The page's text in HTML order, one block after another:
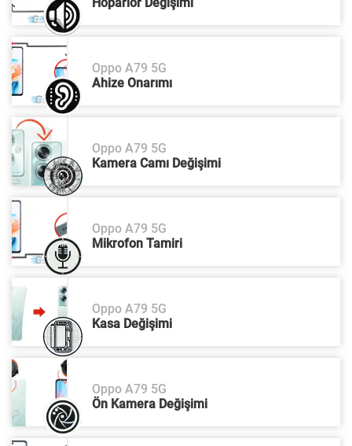
Oppo A79 5G
Ahize Onarımı
Oppo A79 5G
Kamera Camı Değişimi
Oppo A79 5G
Mikrofon Tamiri
Oppo A79 5G
Kasa Değişimi
Oppo A79 5G
Ön Kamera Değişimi